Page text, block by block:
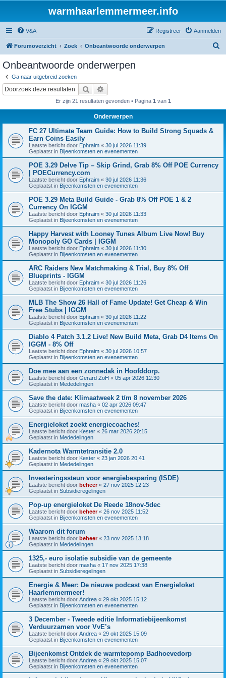
warmhaarlemmermeer.info
V&A Aanmelden
Registreer
Forumoverzicht Zoek Onbeantwoorde onderwerpen
Onbeantwoorde onderwerpen
Ga naar uitgebreid zoeken
Zoek
Er zijn 21 resultaten gevonden • Pagina 1 van 1
Onderwerpen
FC 27 Ultimate Team Guide: How to Build Strong Squads &
Earn Coins Easily
Laatste bericht door Ephraim « 30 jul 2026 11:39
Geplaatst in Bijeenkomsten en evenementen
POE 3.29 Delve Tip – Skip Grind, Grab 8% Off POE Currency
| POECurrency.com
Laatste bericht door Ephraim « 30 jul 2026 11:36
Geplaatst in Bijeenkomsten en evenementen
POE 3.29 Meta Build Guide - Grab 8% Off POE 1 & 2
Currency On IGGM
Laatste bericht door Ephraim « 30 jul 2026 11:33
Geplaatst in Bijeenkomsten en evenementen
Happy Harvest with Looney Tunes Album Live Now! Buy
Monopoly GO Cards | IGGM
Laatste bericht door Ephraim « 30 jul 2026 11:30
Geplaatst in Bijeenkomsten en evenementen
ARC Raiders New Matchmaking & Trial, Buy 8% Off
Blueprints - IGGM
Laatste bericht door Ephraim « 30 jul 2026 11:26
Geplaatst in Bijeenkomsten en evenementen
MLB The Show 26 Hall of Fame Update! Get Cheap & Win
Free Stubs | IGGM
Laatste bericht door Ephraim « 30 jul 2026 11:22
Geplaatst in Bijeenkomsten en evenementen
Diablo 4 Patch 3.1.2 Live! New Build Meta, Grab D4 Items On
IGGM - 8% Off
Laatste bericht door Ephraim « 30 jul 2026 10:57
Geplaatst in Bijeenkomsten en evenementen
Doe mee aan een zonnedak in Hoofddorp.
Laatste bericht door Gerard ZoH « 05 apr 2026 12:30
Geplaatst in Mededelingen
Save the date: Klimaatweek 2 t/m 8 november 2026
Laatste bericht door masha « 02 apr 2026 09:47
Geplaatst in Bijeenkomsten en evenementen
Energieloket zoekt energiecoaches!
Laatste bericht door Kester « 26 mar 2026 20:15
Geplaatst in Mededelingen
Kadernota Warmtetransitie 2.0
Laatste bericht door Kester « 23 jan 2026 20:41
Geplaatst in Mededelingen
Investeringssteun voor energiebesparing (ISDE)
Laatste bericht door beheer« 27 nov 2025 12:23
Geplaatst in Subsidieregelingen
Pop-up energieloket De Reede 18nov-5dec
Laatste bericht door beheer« 26 nov 2025 11:52
Geplaatst in Bijeenkomsten en evenementen
Waarom dit forum
Laatste bericht door beheer« 23 nov 2025 13:18
Geplaatst in Mededelingen
1325,- euro isolatie subsidie van de gemeente
Laatste bericht door masha « 17 nov 2025 17:38
Geplaatst in Subsidieregelingen
Energie & Meer: De nieuwe podcast van Energieloket
Haarlemmermeer!
Laatste bericht door Andrea « 29 okt 2025 15:12
Geplaatst in Bijeenkomsten en evenementen
3 December - Tweede editie Informatiebijeenkomst
Verduurzamen voor VvE’s
Laatste bericht door Andrea « 29 okt 2025 15:09
Geplaatst in Bijeenkomsten en evenementen
Bijeenkomst Ontdek de warmtepomp Badhoevedorp
Laatste bericht door Andrea « 29 okt 2025 15:07
Geplaatst in Bijeenkomsten en evenementen